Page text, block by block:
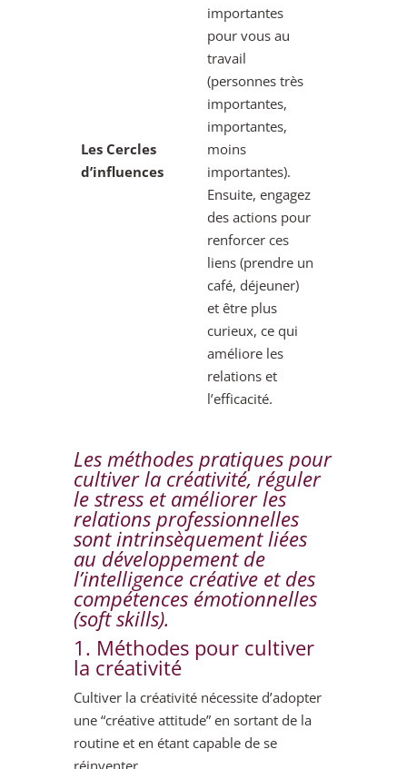
Les Cercles
d’influences
importantes
pour vous au
travail
(personnes très
importantes,
importantes,
moins
importantes).
Ensuite, engagez
des actions pour
renforcer ces
liens (prendre un
café, déjeuner)
et être plus
curieux, ce qui
améliore les
relations et
l’efficacité.
Les méthodes pratiques pour
cultiver la créativité, réguler
le stress et améliorer les
relations professionnelles
sont intrinsèquement liées
au développement de
l’intelligence créative et des
compétences émotionnelles
(soft skills).
1. Méthodes pour cultiver
la créativité
Cultiver la créativité nécessite d’adopter
une “créative attitude” en sortant de la
routine et en étant capable de se
réinventer.